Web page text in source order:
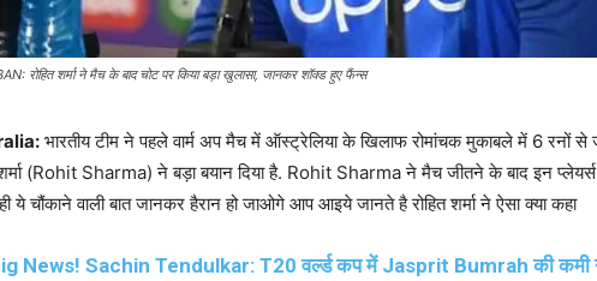
रोहित शर्मा ने मैच के बाद चोट पर किया बड़ा खुलासा, जानकर शॉक्ड हुए फैंन्स
भारतीय टीम ने पहले वार्म अप मैच में ऑस्ट्रेलिया के खिलाफ रोमांचक मुकाबले में 6 रनों
शर्मा (Rohit Sharma) ने बड़ा बयान दिया है. Rohit Sharma ने मैच जीतने के बाद इन
ये चौंकाने वाली बात जानकर हैरान हो जाओगे आप आइये जानते है रोहित शर्मा ने ऐसा क्या कहा
News! Sachin Tendulkar: T20 वर्ल्ड कप में Jasprit Bumrah की कमी